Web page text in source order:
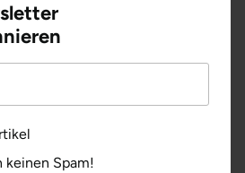
keinen Spam!